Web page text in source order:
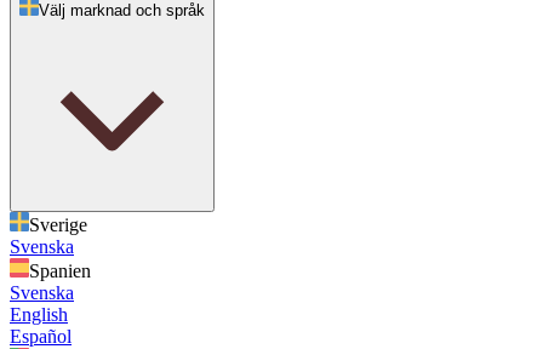
Välj marknad och språk
Sverige
Svenska
Spanien
Svenska
English
Español